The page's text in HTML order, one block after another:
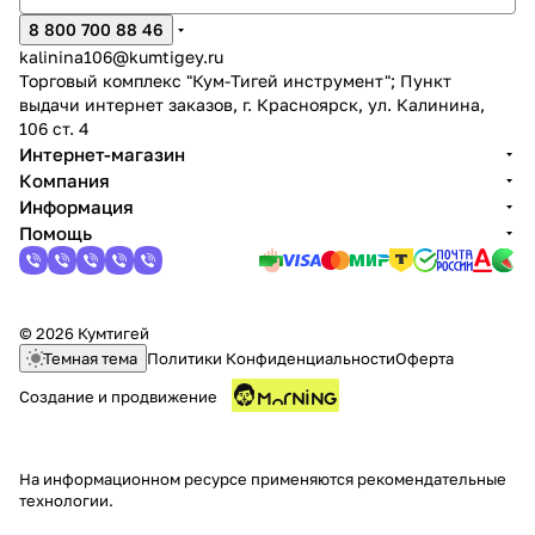
8 800 700 88 46
kalinina106@kumtigey.ru
Торговый комплекс "Кум-Тигей инструмент"; Пункт
выдачи интернет заказов, г. Красноярск, ул. Калинина,
106 ст. 4
Интернет-магазин
Компания
Информация
Помощь
© 2026 Кумтигей
Темная тема Политики КонфиденциальностиОферта
Создание и продвижение
На информационном ресурсе применяются рекомендательные
технологии.